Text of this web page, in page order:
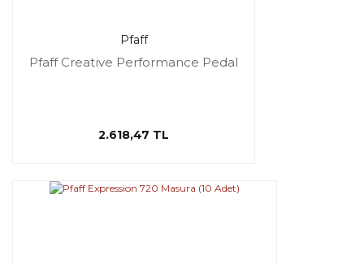
Pfaff
Pfaff Creative Performance Pedal
2.618,47 TL